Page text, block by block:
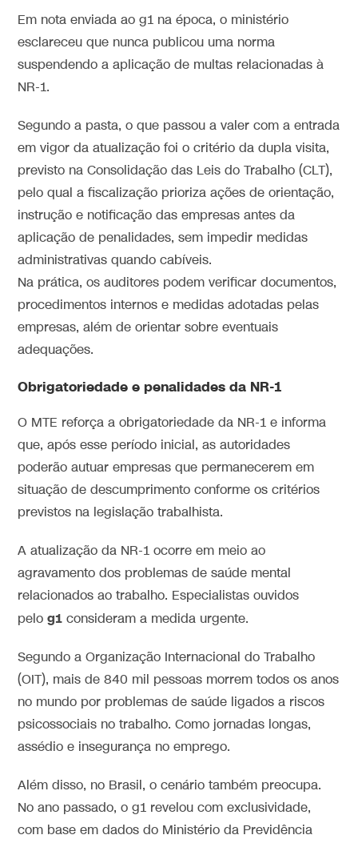
Em nota enviada ao g1 na época, o ministério
esclareceu que nunca publicou uma norma
suspendendo a aplicação de multas relacionadas à
NR-1.
Segundo a pasta, o que passou a valer com a entrada
em vigor da atualização foi o critério da dupla visita,
previsto na Consolidação das Leis do Trabalho (CLT),
pelo quala fiscalização prioriza ações de orientação,
instrução e notificação das empresas antes da
aplicação de penalidades, sem impedir medidas
administrativas quando cabíveis.
Na prática, os auditores podem verificar documentos,
procedimentos internos e medidas adotadas pelas
empresas, além de orientar sobre eventuais
adequações.
Obrigatoriedade e penalidades da NR-1
O MTE reforça a obrigatoriedade da NR-1 e informa
que, após esse período inicial, as autoridades
poderão autuar empresas que permanecerem em
situação de descumprimento conforme os critérios
previstos na legislação trabalhista.
A atualização da NR-1 ocorre em meio ao
agravamento dos problemas de saúde mental
relacionados ao trabalho. Especialistas ouvidos
pelog1 consideram a medida urgente.
Segundo a Organização Internacional do Trabalho
(OIT), mais de 840 mil pessoas morrem todos os anos
no mundo por problemas de saúde ligados a riscos
psicossociais no trabalho. Como jornadas longas,
assédio e insegurança no emprego.
Além disso, no Brasil, o cenário também preocupa.
No ano passado, o g1 revelou com exclusividade,
com base em dados do Ministério da Previdência